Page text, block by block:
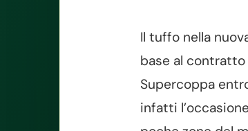
Il tuffo nella
base al contratto
Supercoppa
infatti